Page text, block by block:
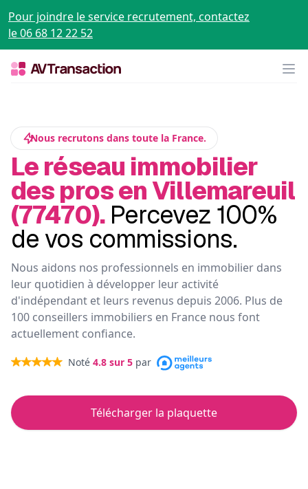
Pour joindre le service recrutement, contactez
le 06 68 12 22 52
Nous recrutons dans toute la France.
Le réseau immobilier
des pros en Villemareuil
(77470). Percevez 100%
de vos commissions.
Nous aidons nos professionnels en immobilier dans
leur quotidien à développer leur activité
d'indépendant et leurs revenus depuis 2006. Plus de
100 conseillers immobiliers en France nous font
actuellement confiance.
Noté 4.8 sur 5 par
Télécharger la plaquette